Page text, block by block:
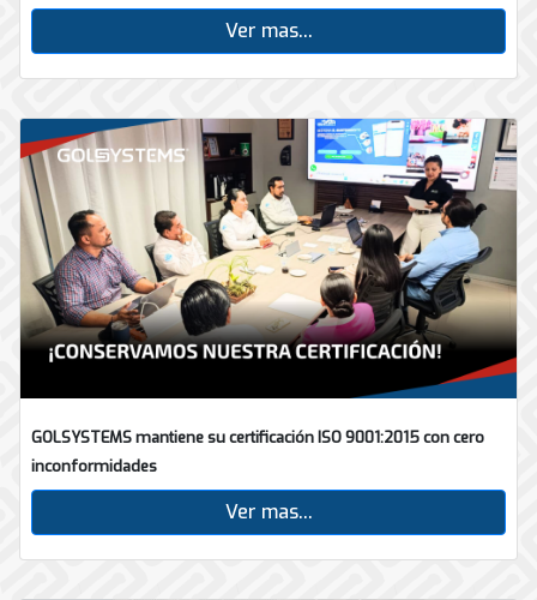
Ver mas...
GOLSYSTEMS mantiene su certificación ISO 9001:2015 con cero
inconformidades
Ver mas...